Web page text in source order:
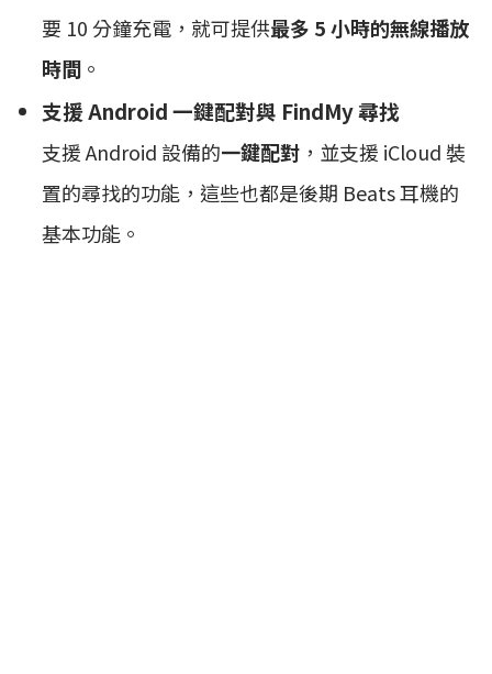
要 10 分鐘充電，就可提供最多 5 小時的無線播放
時間 。
支援 Android 一鍵配對與 FindMy 尋找
支援 Android 設備的一鍵配對 ，並支援 iCloud 裝
置的尋找的功能，這些也都是後期 Beats 耳機的
基本功能。